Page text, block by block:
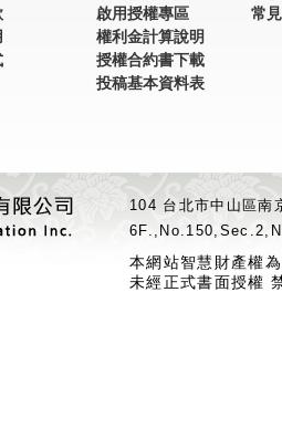
啟用授權專區
權利金計算說明
授權合約書下載
投稿基本資料表
常
104 台北市中山區
本網站智慧財產權
未經正式書面授權